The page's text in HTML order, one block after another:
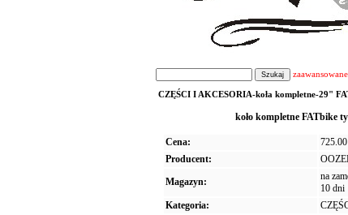
zaawansowane
CZĘŚCI I AKCESORIA-koła kompletne-29"
koło kompletne FATbike
Cena:
Producent:
Magazyn:
na
10 dni
Kategoria: